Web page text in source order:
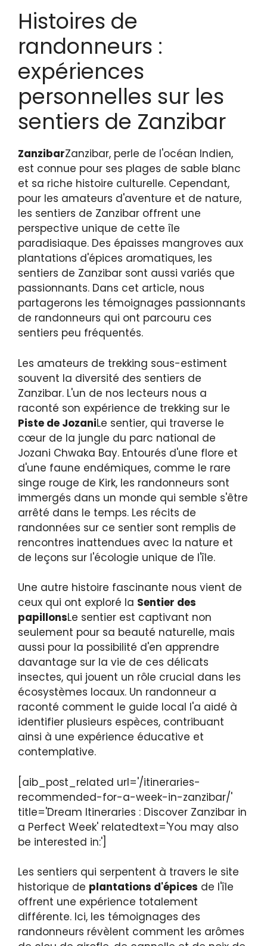
Histoires de
randonneurs :
expériences
personnelles sur les
sentiers de Zanzibar
ZanzibarZanzibar, perle de l'océan Indien,
est connue pour ses plages de sable blanc
et sa riche histoire culturelle. Cependant,
pour les amateurs d'aventure et de nature,
les sentiers de Zanzibar offrent une
perspective unique de cette île
paradisiaque. Des épaisses mangroves aux
plantations d'épices aromatiques, les
sentiers de Zanzibar sont aussi variés que
passionnants. Dans cet article, nous
partagerons les témoignages passionnants
de randonneurs qui ont parcouru ces
sentiers peu fréquentés.
Les amateurs de trekking sous-estiment
souvent la diversité des sentiers de
Zanzibar. L'un de nos lecteurs nous a
raconté son expérience de trekking sur le
Piste de JozaniLe sentier, qui traverse le
cœur de la jungle du parc national de
Jozani Chwaka Bay. Entourés d'une flore et
d'une faune endémiques, comme le rare
singe rouge de Kirk, les randonneurs sont
immergés dans un monde qui semble s'être
arrêté dans le temps. Les récits de
randonnées sur ce sentier sont remplis de
rencontres inattendues avec la nature et
de leçons sur l'écologie unique de l'île.
Une autre histoire fascinante nous vient de
ceux qui ont exploré la Sentier des
papillonsLe sentier est captivant non
seulement pour sa beauté naturelle, mais
aussi pour la possibilité d'en apprendre
davantage sur la vie de ces délicats
insectes, qui jouent un rôle crucial dans les
écosystèmes locaux. Un randonneur a
raconté comment le guide local l'a aidé à
identifier plusieurs espèces, contribuant
ainsi à une expérience éducative et
contemplative.
[aib_post_related url='/itineraries-
recommended-for-a-week-in-zanzibar/'
title='Dream Itineraries : Discover Zanzibar in
a Perfect Week' relatedtext='You may also
be interested in:']
Les sentiers qui serpentent à travers le site
historique de plantations d'épices de l'île
offrent une expérience totalement
différente. Ici, les témoignages des
randonneurs révèlent comment les arômes